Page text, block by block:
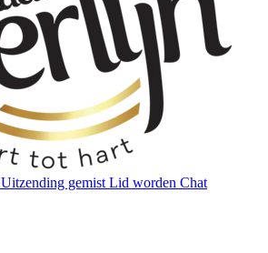
Uitzending gemist Lid worden Chat